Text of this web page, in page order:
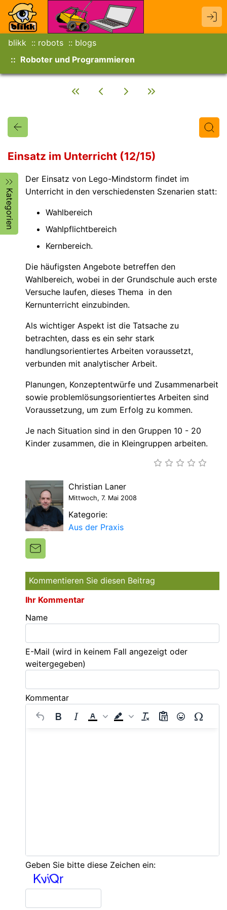
blikk robots
blogs
Roboter und Programmieren
Titel Text Autor/in
Einsatz im Unterricht (12/15)
Kategorien
Der Einsatz von Lego-Mindstorm findet im
Unterricht in den verschiedensten Szenarien statt:
Wahlbereich
Wahlpflichtbereich
Kernbereich.
Die häufigsten Angebote betreffen den
Wahlbereich, wobei in der Grundschule auch erste
Versuche laufen, dieses Thema in den
Kernunterricht einzubinden.
Als wichtiger Aspekt ist die Tatsache zu
betrachten, dass es ein sehr stark
handlungsorientiertes Arbeiten voraussetzt,
verbunden mit analytischer Arbeit.
Planungen, Konzeptentwürfe und Zusammenarbeit
sowie problemlösungsorientiertes Arbeiten sind
Voraussetzung, um zum Erfolg zu kommen.
Je nach Situation sind in den Gruppen 10 - 20
Kinder zusammen, die in Kleingruppen arbeiten.
Christian Laner
Mittwoch, 7. Mai 2008
Kategorie:
Aus der Praxis
Kommentieren Sie diesen Beitrag
Ihr Kommentar
Name
E-Mail (wird in keinem Fall angezeigt oder
weitergegeben)
Kommentar
Geben Sie bitte diese Zeichen ein: